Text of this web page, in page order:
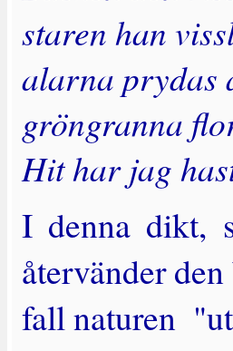
staren han
alarna prydas
gröngranna
Hit har jag
I denna dikt,
återvänder
fall naturen 